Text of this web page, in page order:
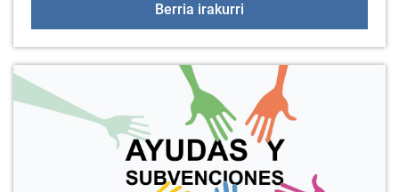
Berria irakurri